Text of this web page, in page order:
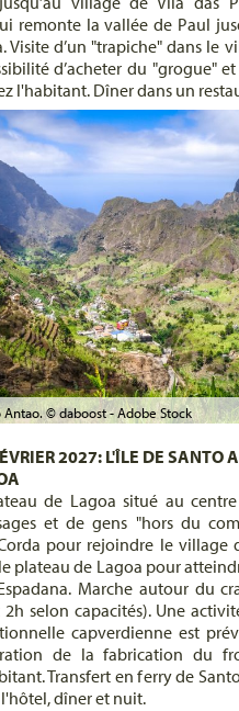
remonte la vallée de Paul
Visite d’un "trapiche" dans le
d’acheter du "grogue"
l'habitant. Dîner dans un
Antao. © daboost - Adobe Stock
2027: L'ÎLE DE SANTO
de Lagoa situé au
et de gens "hors du
pour rejoindre le village
plateau de Lagoa pour
Marche autour du
selon capacités). Une
capverdienne est
de la fabrication du
Transfert en ferry de
dîner et nuit.